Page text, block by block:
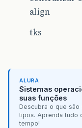
align
tks
ALURA
Sistemas
suas funções
Descubra o que
tipos. Aprenda tudo
tempo!